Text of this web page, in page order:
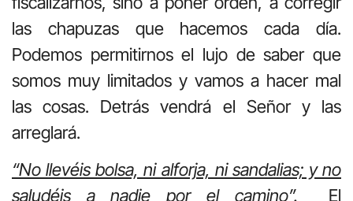
las chapuzas que hacemos cada día.
Podemos permitirnos el lujo de saber que
somos muy limitados y vamos a hacer mal
las cosas. Detrás vendrá el Señor y las
arreglará.
“No llevéis bolsa, ni alforja, ni sandalias; y no
saludéis a nadie por el camino”.
El